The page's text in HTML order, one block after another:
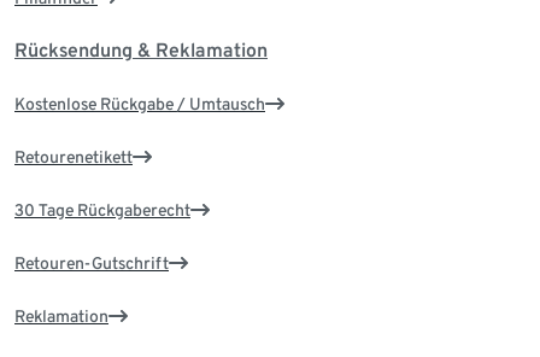
Rücksendung & Reklamation
Kostenlose Rückgabe / Umtausch
Retourenetikett
30 Tage Rückgaberecht
Retouren-Gutschrift
Reklamation